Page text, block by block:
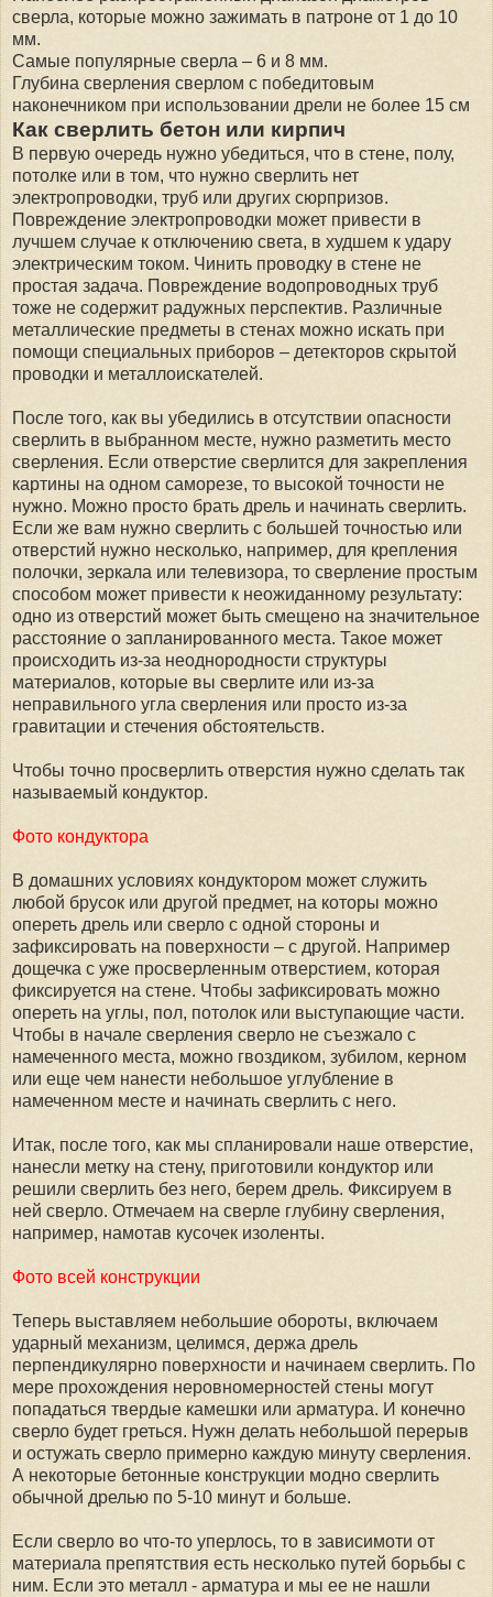
сверла, которые можно зажимать в патроне от 1 до 10
мм.
Самые популярные сверла – 6 и 8 мм.
Глубина сверления сверлом с победитовым
наконечником при использовании дрели не более 15 см
Как сверлить бетон или кирпич
В первую очередь нужно убедиться, что в стене, полу,
потолке или в том, что нужно сверлить нет
электропроводки, труб или других сюрпризов.
Повреждение электропроводки может привести в
лучшем случае к отключению света, в худшем к удару
электрическим током. Чинить проводку в стене не
простая задача. Повреждение водопроводных труб
тоже не содержит радужных перспектив. Различные
металлические предметы в стенах можно искать при
помощи специальных приборов – детекторов скрытой
проводки и металлоискателей.
После того, как вы убедились в отсутствии опасности
сверлить в выбранном месте, нужно разметить место
сверления. Если отверстие сверлится для закрепления
картины на одном саморезе, то высокой точности не
нужно. Можно просто брать дрель и начинать сверлить.
Если же вам нужно сверлить с большей точностью или
отверстий нужно несколько, например, для крепления
полочки, зеркала или телевизора, то сверление простым
способом может привести к неожиданному результату:
одно из отверстий может быть смещено на значительное
расстояние о запланированного места. Такое может
происходить из-за неоднородности структуры
материалов, которые вы сверлите или из-за
неправильного угла сверления или просто из-за
гравитации и стечения обстоятельств.
Чтобы точно просверлить отверстия нужно сделать так
называемый кондуктор.
Фото кондуктора
В домашних условиях кондуктором может служить
любой брусок или другой предмет, на которы можно
опереть дрель или сверло с одной стороны и
зафиксировать на поверхности – с другой. Например
дощечка с уже просверленным отверстием, которая
фиксируется на стене. Чтобы зафиксировать можно
опереть на углы, пол, потолок или выступающие части.
Чтобы в начале сверления сверло не съезжало с
намеченного места, можно гвоздиком, зубилом, керном
или еще чем нанести небольшое углубление в
намеченном месте и начинать сверлить с него.
Итак, после того, как мы спланировали наше отверстие,
нанесли метку на стену, приготовили кондуктор или
решили сверлить без него, берем дрель. Фиксируем в
ней сверло. Отмечаем на сверле глубину сверления,
например, намотав кусочек изоленты.
Фото всей конструкции
Теперь выставляем небольшие обороты, включаем
ударный механизм, целимся, держа дрель
перпендикулярно поверхности и начинаем сверлить. По
мере прохождения неровномерностей стены могут
попадаться твердые камешки или арматура. И конечно
сверло будет греться. Нужн делать небольшой перерыв
и остужать сверло примерно каждую минуту сверления.
А некоторые бетонные конструкции модно сверлить
обычной дрелью по 5-10 минут и больше.
Если сверло во что-то уперлось, то в зависимоти от
материала препятствия есть несколько путей борьбы с
ним. Если это металл - арматура и мы ее не нашли